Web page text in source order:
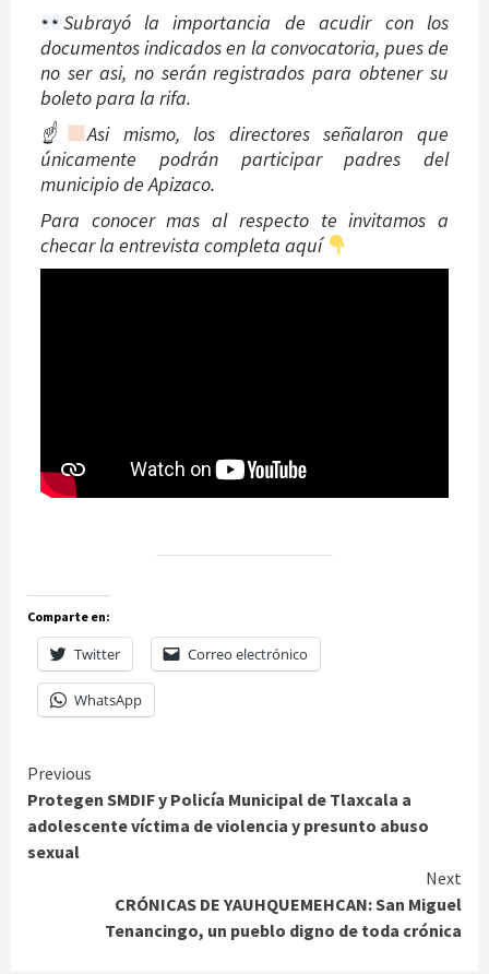
Subrayó la importancia de acudir con los
documentos indicados en la convocatoria, pues de
no ser asi, no serán registrados para obtener su
boleto para la rifa.
☝
Asi mismo, los directores señalaron que
únicamente podrán participar padres del
municipio de Apizaco.
Para conocer mas al respecto te invitamos a
checar la entrevista completa aquí
Comparte en:
Twitter Correo electrónico
WhatsApp
Continue
Reading
Previous
Protegen SMDIF y Policía Municipal de Tlaxcala a
adolescente víctima de violencia y presunto abuso
sexual
Next
CRÓNICAS DE YAUHQUEMEHCAN: San Miguel
Tenancingo, un pueblo digno de toda crónica